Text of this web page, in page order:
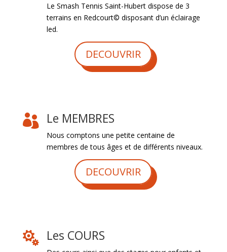
Le Smash Tennis Saint-Hubert dispose de 3
terrains en Redcourt© disposant d’un éclairage
led.
DECOUVRIR
 Le MEMBRES
Nous comptons une petite centaine de
membres de tous âges et de différents niveaux.
DECOUVRIR
 Les COURS